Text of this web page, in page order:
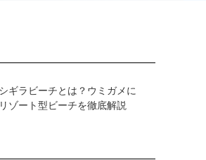
ギラビーチとは？ウミガメに
ゾート型ビーチを徹底解説